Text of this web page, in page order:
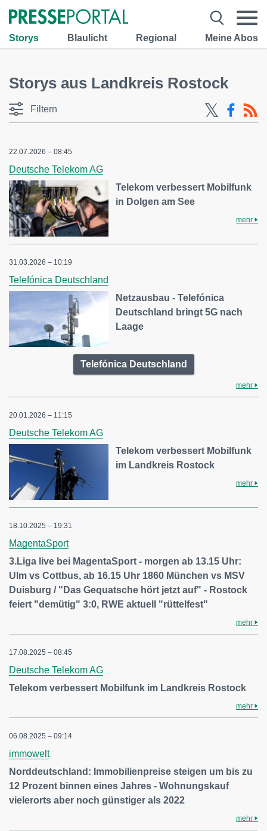
Storys Blaulicht Regional Meine Abos
Storys aus Landkreis Rostock
Filtern
22.07.2026 – 08:45
Deutsche Telekom AG
Telekom verbessert Mobilfunk
in Dolgen am See
mehr
31.03.2026 – 10:19
Telefónica Deutschland
Netzausbau - Telefónica
Deutschland bringt 5G nach
Laage
Telefónica Deutschland
mehr
20.01.2026 – 11:15
Deutsche Telekom AG
Telekom verbessert Mobilfunk
im Landkreis Rostock
mehr
18.10.2025 – 19:31
MagentaSport
3.Liga live bei MagentaSport - morgen ab 13.15 Uhr:
Ulm vs Cottbus, ab 16.15 Uhr 1860 München vs MSV
Duisburg / "Das Gequatsche hört jetzt auf" - Rostock
feiert "demütig" 3:0, RWE aktuell "rüttelfest"
mehr
17.08.2025 – 08:45
Deutsche Telekom AG
Telekom verbessert Mobilfunk im Landkreis Rostock
mehr
06.08.2025 – 09:14
immowelt
Norddeutschland: Immobilienpreise steigen um bis zu
12 Prozent binnen eines Jahres - Wohnungskauf
vielerorts aber noch günstiger als 2022
mehr